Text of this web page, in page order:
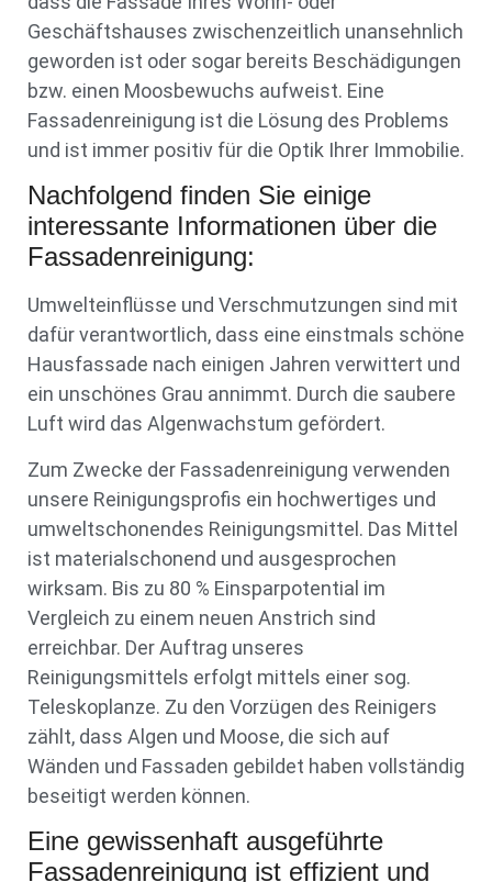
Geschäftshauses zwischenzeitlich unansehnlich
geworden ist oder sogar bereits Beschädigungen
bzw. einen Moosbewuchs aufweist. Eine
Fassadenreinigung ist die Lösung des Problems
und ist immer positiv für die Optik Ihrer Immobilie.
Nachfolgend finden Sie einige
interessante Informationen über die
Fassadenreinigung:
Umwelteinflüsse und Verschmutzungen sind mit
dafür verantwortlich, dass eine einstmals schöne
Hausfassade nach einigen Jahren verwittert und
ein unschönes Grau annimmt. Durch die saubere
Luft wird das Algenwachstum gefördert.
Zum Zwecke der Fassadenreinigung verwenden
unsere Reinigungsprofis ein hochwertiges und
umweltschonendes Reinigungsmittel. Das Mittel
ist materialschonend und ausgesprochen
wirksam. Bis zu 80 % Einsparpotential im
Vergleich zu einem neuen Anstrich sind
erreichbar. Der Auftrag unseres
Reinigungsmittels erfolgt mittels einer sog.
Teleskoplanze. Zu den Vorzügen des Reinigers
zählt, dass Algen und Moose, die sich auf
Wänden und Fassaden gebildet haben vollständig
beseitigt werden können.
Eine gewissenhaft ausgeführte
Fassadenreinigung ist effizient und